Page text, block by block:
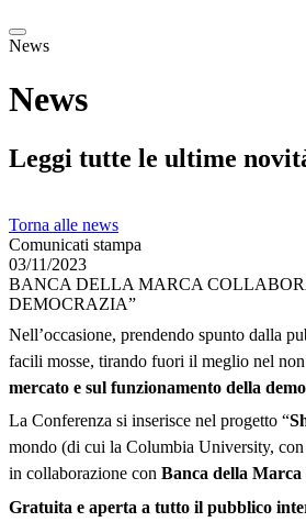
News
News
Leggi tutte le ultime
Torna alle news
Comunicati stampa
03/11/2023
BANCA DELLA MARCA
DEMOCRAZIA”
Nell’occasione, prendendo spunto dalla
facili mosse, tirando fuori il meglio nel
mercato e sul funzionamento della
La Conferenza si inserisce nel progetto “
mondo (di cui la Columbia University, con
in collaborazione con Banca della
Gratuita e aperta a tutto il pubblico